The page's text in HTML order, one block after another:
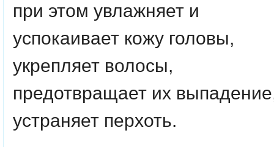
при этом увлажняет и
успокаивает кожу головы,
укрепляет волосы,
предотвращает их
устраняет перхоть.